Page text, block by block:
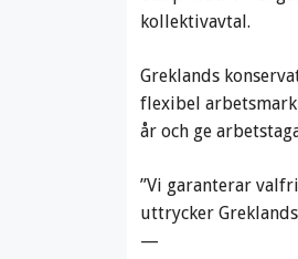
kollektivavtal.
Greklands
flexibel
år och ge
”Vi garanterar
uttrycker
—